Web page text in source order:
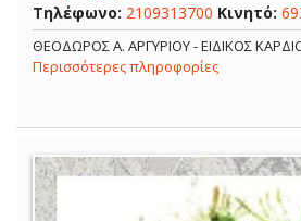
Τηλέφωνο: 2109313700 Κινητό:
ΘΕΟΔΩΡΟΣ Α. ΑΡΓΥΡΙΟΥ - ΕΙΔΙΚΟΣ
Περισσότερες πληροφορίες